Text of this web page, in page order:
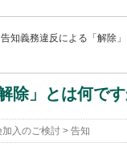
告知義務違反による「解除
除」とは何で
加入のご検討 > 告知